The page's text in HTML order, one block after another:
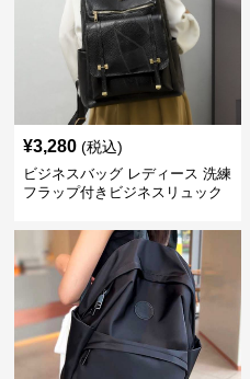
¥3,280 (税込)
ビジネスバッグ レディース 洗練
フラップ付きビジネスリュック